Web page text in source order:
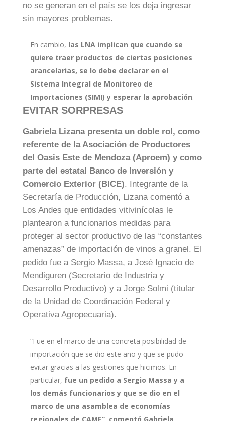
no se generan en el país se los deja ingresar
sin mayores problemas.
En cambio, las LNA implican que cuando se
quiere traer productos de ciertas posiciones
arancelarias, se lo debe declarar en el
Sistema Integral de Monitoreo de
Importaciones (SIMI) y esperar la aprobación.
EVITAR SORPRESAS
Gabriela Lizana presenta un doble rol, como
referente de la Asociación de Productores
del Oasis Este de Mendoza (Aproem) y como
parte del estatal Banco de Inversión y
Comercio Exterior (BICE). Integrante de la
Secretaría de Producción, Lizana comentó a
Los Andes que entidades vitivinícolas le
plantearon a funcionarios medidas para
proteger al sector productivo de las “constantes
amenazas” de importación de vinos a granel. El
pedido fue a Sergio Massa, a José Ignacio de
Mendiguren (Secretario de Industria y
Desarrollo Productivo) y a Jorge Solmi (titular
de la Unidad de Coordinación Federal y
Operativa Agropecuaria).
“Fue en el marco de una concreta posibilidad de
importación que se dio este año y que se pudo
evitar gracias a las gestiones que hicimos. En
particular, fue un pedido a Sergio Massa y a
los demás funcionarios y que se dio en el
marco de una asamblea de economías